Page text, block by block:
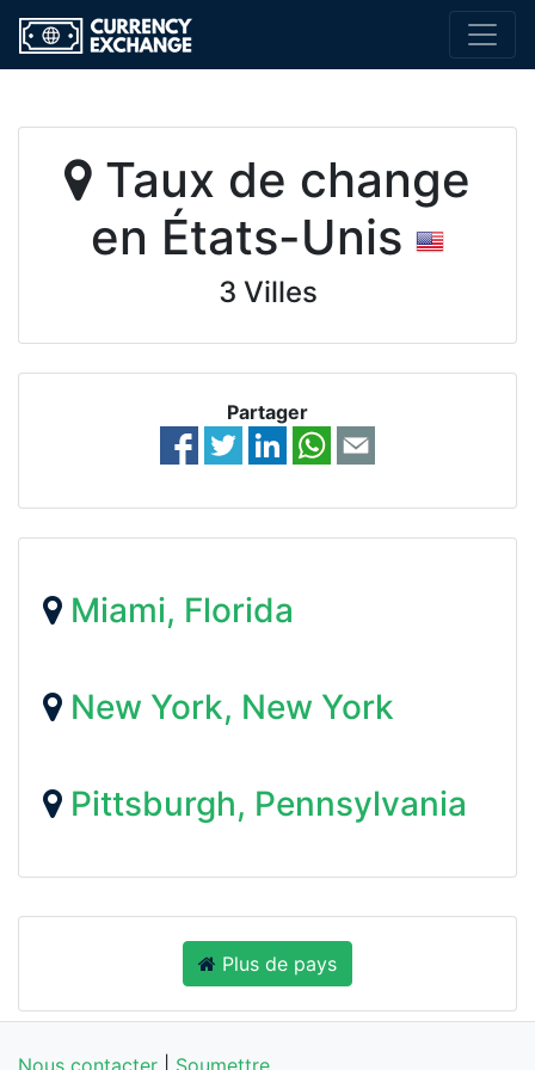
Taux de change
en États-Unis
3 Villes
Partager
Miami, Florida
New York, New York
Pittsburgh, Pennsylvania
Plus de pays
Nous contacter Soumettre